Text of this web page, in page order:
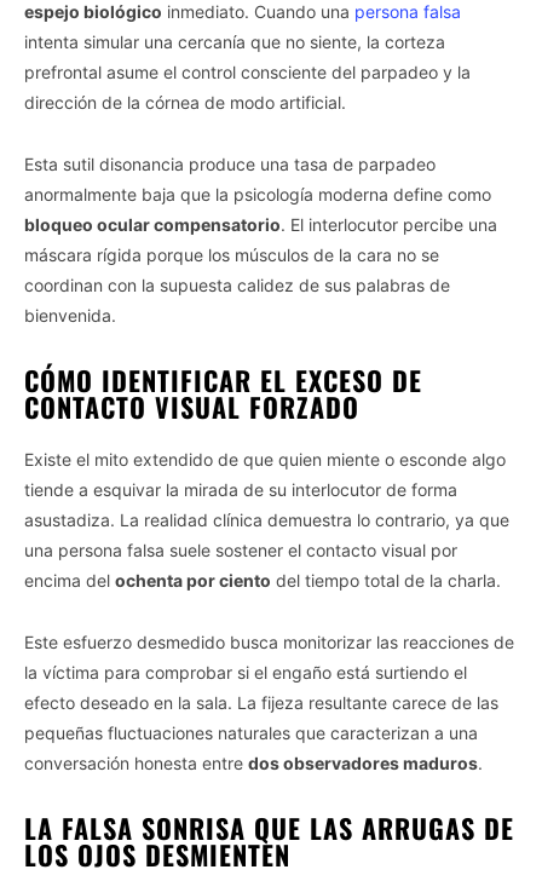
espejo biológico inmediato. Cuando una persona falsa
intenta simular una cercanía que no siente, la corteza
prefrontal asume el control consciente del parpadeo y la
dirección de la córnea de modo artificial.
Esta sutil disonancia produce una tasa de parpadeo
anormalmente baja que la psicología moderna define como
bloqueo ocular compensatorio. El interlocutor percibe una
máscara rígida porque los músculos de la cara no se
coordinan con la supuesta calidez de sus palabras de
bienvenida.
CÓMO IDENTIFICAR EL EXCESO DE
CONTACTO VISUAL FORZADO
Existe el mito extendido de que quien miente o esconde algo
tiende a esquivar la mirada de su interlocutor de forma
asustadiza. La realidad clínica demuestra lo contrario, ya que
una persona falsa suele sostener el contacto visual por
encima del ochenta por ciento del tiempo total de la charla.
Este esfuerzo desmedido busca monitorizar las reacciones de
la víctima para comprobar si el engaño está surtiendo el
efecto deseado en la sala. La fijeza resultante carece de las
pequeñas fluctuaciones naturales que caracterizan a una
conversación honesta entre dos observadores maduros.
LA FALSA SONRISA QUE LAS ARRUGAS DE
LOS OJOS DESMIENTEN